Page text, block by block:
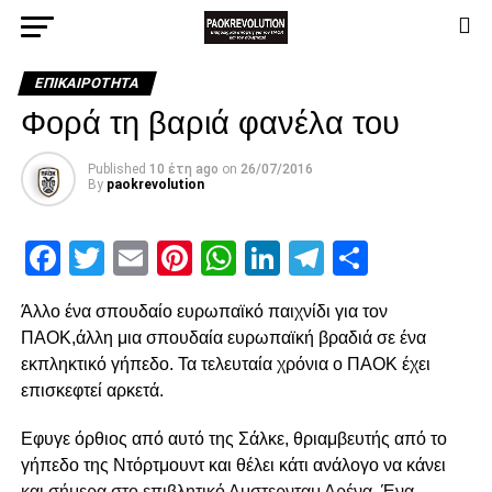
ΕΠΙΚΑΙΡΌΤΗΤΑ
Φορά τη βαριά φανέλα του
Published 10 έτη ago on 26/07/2016
By paokrevolution
Facebook
Twitter
EmailPinterest
WhatsApp
LinkedIn
Telegram
Άλλο ένα σπουδαίο ευρωπαϊκό παιχνίδι για τον
ΠΑΟΚ,άλλη μια σπουδαία ευρωπαϊκή βραδιά σε ένα
εκπληκτικό γήπεδο. Τα τελευταία χρόνια ο ΠΑΟΚ έχει
επισκεφτεί αρκετά.
Εφυγε όρθιος από αυτό της Σάλκε, θριαμβευτής από το
γήπεδο της Ντόρτμουντ και θέλει κάτι ανάλογο να κάνει